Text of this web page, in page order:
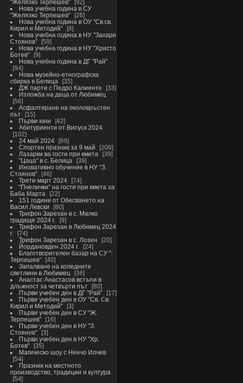
"Желязко Терпешев"
92
Нова учебна година в СУ
"Желязко Терпешев"
26
Нова учебна година в ОУ "Св.св.
Кирил и Методий"
8
Нова учебна година в НУ "Захари
Стоянов"
59
Нова учебна година в НУ "Христо
Ботев"
9
Нова учебна година в ДГ "Рай"
94
Нова музейно-етнографска
сбирка в Белица
35
ДЖ парти с Педро Калиенте
33
Изложба на деца от Любимец
56
Асфалтиране на околовръстен
път
15
Първи юни
42
Абитуриенти от Випуск 2024
102
24 май 2024
69
Спортен празник за 9 май
206
Лазарки ва гости при кмета
39
"Цаца" в с. Белица
39
Иновативно обучение в НУ "З.
Стоянов"
46
Трети март 2024
74
"Пчелички" на гости при кмета за
Баба Марта
22
151 години от Обесването на
Васил Левски
80
Трифон Зарезан в с. Малко
градище 2024 г.
9
Трифон Зарезан в Любимец 2024
г.
74
Трифон Зарезан в с. Лозен
20
Йордановден 2024 г.
24
Благотворителен базар на СУ ".
Терпешев"
40
Запалване на коледните
светлини в Любимец
36
Анастас Анастасов встъпи в
длъжност за четвърти път
80
Първи учебен ден в ДГ "Рай"
17
Първи учебен ден в ОУ "Св. Св.
Кирил и Методий"
3
Първи учебен ден в СУ "Ж.
Терпешев"
16
Първи учебен ден в НУ "З.
Стоянов"
3
Първи учебен ден в НУ "Хр.
Ботев"
35
Магическо шоу с Ненчо Илчев
54
Празник на местното
производство, традиции и култура
54